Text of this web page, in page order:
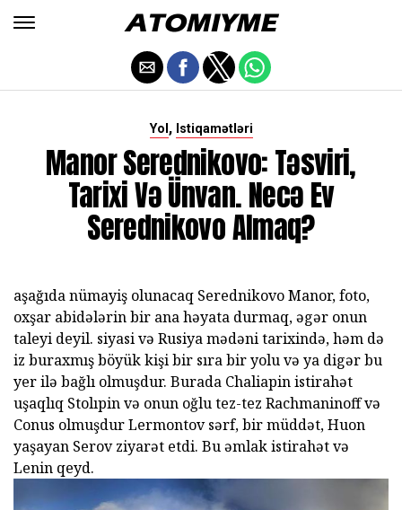
Yol , Istiqamətləri
Manor Serednikovo: Təsviri,
Tarixi Və Ünvan. Necə Ev
Serednikovo Almaq?
aşağıda nümayiş olunacaq Serednikovo Manor, foto,
oxşar abidələrin bir ana həyata durmaq, əgər onun
taleyi deyil. siyasi və Rusiya mədəni tarixində, həm də
iz buraxmış böyük kişi bir sıra bir yolu və ya digər bu
yer ilə bağlı olmuşdur. Burada Chaliapin istirahət
uşaqlıq Stolıpin və onun oğlu tez-tez Rachmaninoff və
Conus olmuşdur Lermontov sərf, bir müddət, Huon
yaşayan Serov ziyarət etdi. Bu əmlak istirahət və
Lenin qeyd.